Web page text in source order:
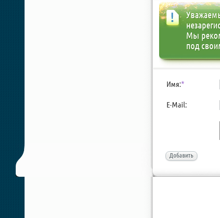
Мы
под
Имя:*
E-Mail:
Добавить